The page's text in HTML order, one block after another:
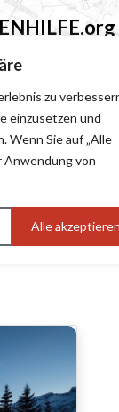
zu
einzusetzen und
Wenn Sie auf „Alle
Anwendung von
Alle akzeptieren
Baumeister oder
Daxer